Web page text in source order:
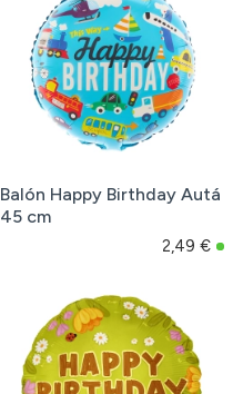
Balón Happy Birthday Autá
45 cm
2,49 €